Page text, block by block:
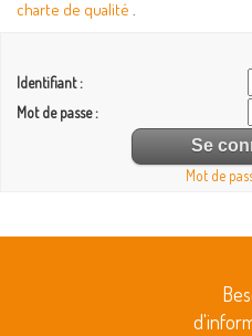
charte de qualité
Identifiant :
Mot de passe :
Mot de